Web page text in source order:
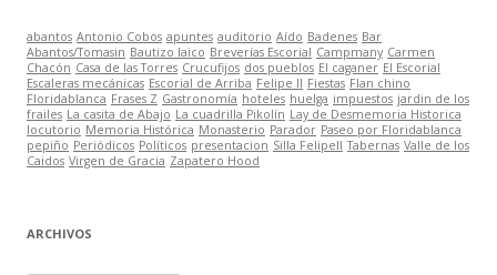
abantos Antonio Cobos apuntes auditorio Aído Badenes Bar
Abantos/Tomasin Bautizo laico Breverías Escorial Campmany Carmen
Chacón Casa de las Torres Crucufijos dos pueblos El caganer El Escorial
Escaleras mecánicas Escorial de Arriba Felipe II Fiestas Flan chino
Floridablanca Frases Z Gastronomía hoteles huelga impuestos jardin de los
frailes La casita de Abajo La cuadrilla Pikolín Lay de Desmemoria Historica
locutorio Memoria Histórica Monasterio Parador Paseo por Floridablanca
pepiño Periódicos Políticos presentacion Silla FelipeII Tabernas Valle de los
Caidos Virgen de Gracia Zapatero Hood
ARCHIVOS